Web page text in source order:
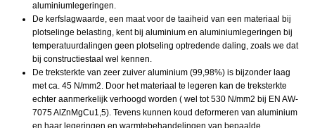
aluminiumlegeringen.
De kerfslagwaarde, een maat voor de taaiheid van een materiaal bij
plotselinge belasting, kent bij aluminium en aluminiumlegeringen bij
temperatuurdalingen geen plotseling optredende daling, zoals we dat
bij constructiestaal wel kennen.
De treksterkte van zeer zuiver aluminium (99,98%) is bijzonder laag
met ca. 45 N/mm2. Door het materiaal te legeren kan de treksterkte
echter aanmerkelijk verhoogd worden ( wel tot 530 N/mm2 bij EN AW-
7075 AlZnMgCu1,5). Tevens kunnen koud deformeren van aluminium